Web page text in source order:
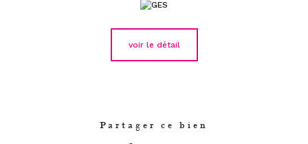
voir le détail
Partager ce bien